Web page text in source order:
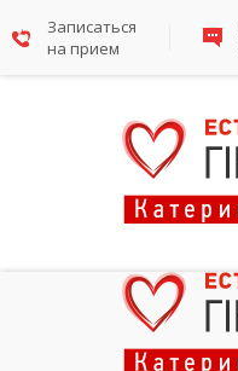
Записаться
на прием